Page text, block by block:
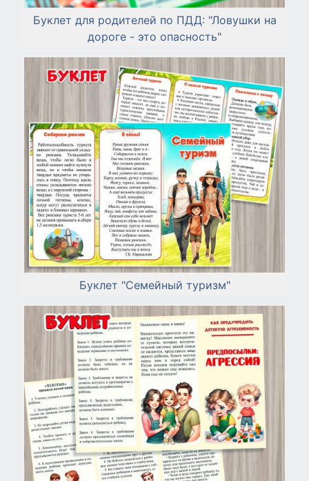
Буклет для родителей по ПДД: "Ловушки на
дороге - это опасность"
Буклет "Семейный туризм"